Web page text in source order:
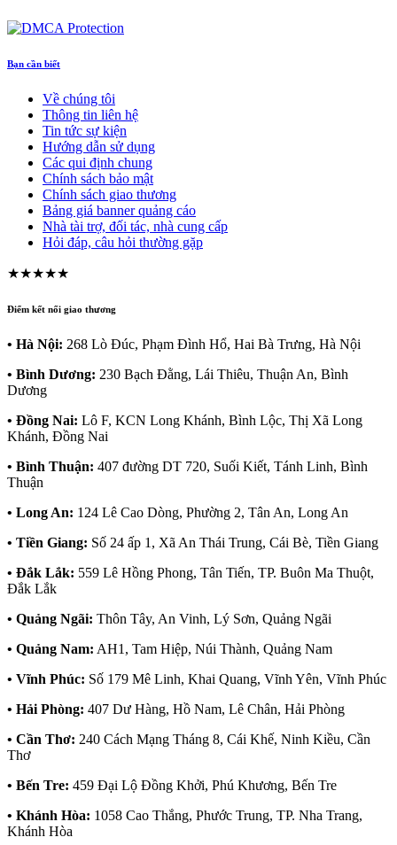
Bạn cần biết
Về chúng tôi
Thông tin liên hệ
Tin tức sự kiện
Hướng dẫn sử dụng
Các qui định chung
Chính sách bảo mật
Chính sách giao thương
Bảng giá banner quảng cáo
Nhà tài trợ, đối tác, nhà cung cấp
Hỏi đáp, câu hỏi thường gặp
★★★★★
Điểm kết nối giao thương
• Hà Nội: 268 Lò Đúc, Phạm Đình Hổ, Hai Bà Trưng, Hà Nội
• Bình Dương: 230 Bạch Đằng, Lái Thiêu, Thuận An, Bình
Dương
• Đồng Nai: Lô F, KCN Long Khánh, Bình Lộc, Thị Xã Long
Khánh, Đồng Nai
• Bình Thuận: 407 đường DT 720, Suối Kiết, Tánh Linh, Bình
Thuận
• Long An: 124 Lê Cao Dòng, Phường 2, Tân An, Long An
• Tiền Giang: Số 24 ấp 1, Xã An Thái Trung, Cái Bè, Tiền Giang
• Đắk Lắk: 559 Lê Hồng Phong, Tân Tiến, TP. Buôn Ma Thuột,
Đắk Lắk
• Quảng Ngãi: Thôn Tây, An Vinh, Lý Sơn, Quảng Ngãi
• Quảng Nam: AH1, Tam Hiệp, Núi Thành, Quảng Nam
• Vĩnh Phúc: Số 179 Mê Linh, Khai Quang, Vĩnh Yên, Vĩnh Phúc
• Hải Phòng: 407 Dư Hàng, Hồ Nam, Lê Chân, Hải Phòng
• Cần Thơ: 240 Cách Mạng Tháng 8, Cái Khế, Ninh Kiều, Cần
Thơ
• Bến Tre: 459 Đại Lộ Đồng Khởi, Phú Khương, Bến Tre
• Khánh Hòa: 1058 Cao Thắng, Phước Trung, TP. Nha Trang,
Khánh Hòa